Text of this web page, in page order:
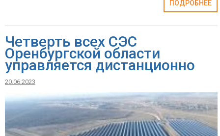
ПОДРОБНЕЕ
Четверть всех СЭС
Оренбургской области
управляется дистанционно
20.06.2023